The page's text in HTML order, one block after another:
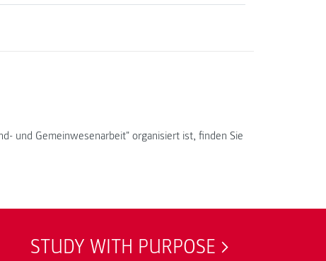
und Gemeinwesenarbeit" organisiert ist, finden Sie
STUDY WITH PURPOSE